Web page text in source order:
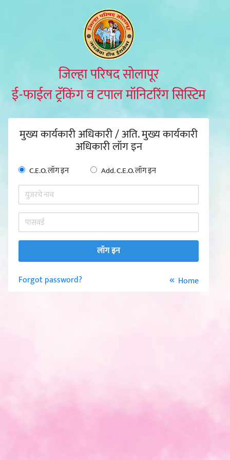
जिल्हा परिषद सोलापूर
ई-फाईल ट्रॅकिंग व टपाल मॉनिटरिंग सिस्टिम
मुख्य कार्यकारी अधिकारी / अति. मुख्य कार्यकारी
अधिकारी लॉग इन
C.E.O. लॉग इन Add. C.E.O. लॉग इन
Forgot password? Home